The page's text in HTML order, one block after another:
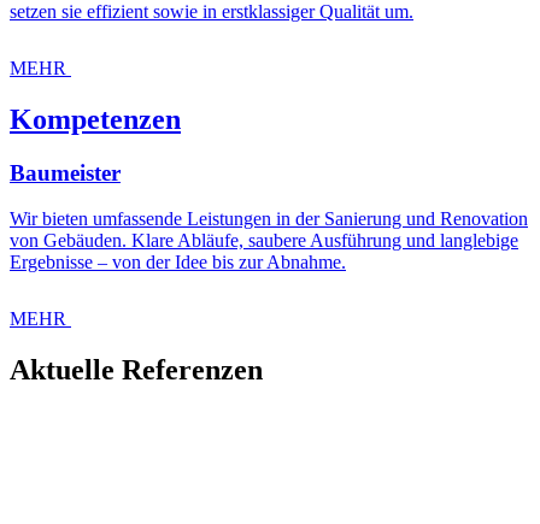
setzen sie effizient sowie in erstklassiger Qualität um.
MEHR
Kompetenzen
Baumeister
Wir bieten umfassende Leistungen in der Sanierung und Renovation
von Gebäuden. Klare Abläufe, saubere Ausführung und langlebige
Ergebnisse – von der Idee bis zur Abnahme.
MEHR
Aktuelle Referenzen